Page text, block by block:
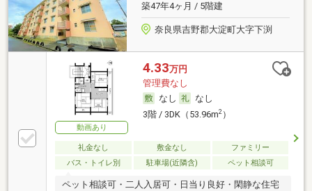
築47年4ヶ月 / 5階建
奈良県吉野郡大淀町大字下渕
動画あり
4.33万円
管理費なし
なし
なし
3階 / 3DK（53.96m2）
礼金なし 敷金なし
ファミリー
バス・トイレ別
駐車場(近隣含) ペット相談可
ペット相談可・二人入居可・日当り良好・閑静な住宅